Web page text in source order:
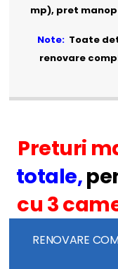
mp), pret
Note: Toate
renovare
Preturi
totale,
cu 3
RENOVARE